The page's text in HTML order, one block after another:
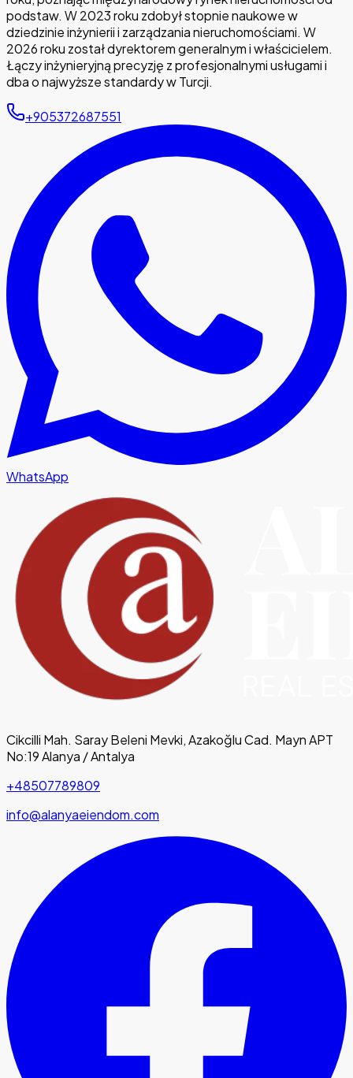
podstaw. W 2023 roku zdobył stopnie naukowe w
dziedzinie inżynierii i zarządzania nieruchomościami. W
2026 roku został dyrektorem generalnym i właścicielem.
Łączy inżynieryjną precyzję z profesjonalnymi usługami i
dba o najwyższe standardy w Turcji.
+905372687551
WhatsApp
Cikcilli Mah. Saray Beleni Mevki, Azakoğlu Cad. Mayn APT
No:19 Alanya / Antalya
+48507789809
info@alanyaeiendom.com